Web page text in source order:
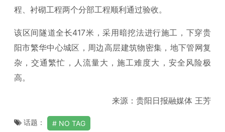
程、衬砌工程两个分部工程顺利通过验收。
该区间隧道全长417米，采用暗挖法进行施工，下穿贵
阳市繁华中心城区，周边高层建筑物密集，地下管网复
杂，交通繁忙，人流量大，施工难度大，安全风险极
高。
来源：贵阳日报融媒体 王芳
话题： NO TAG